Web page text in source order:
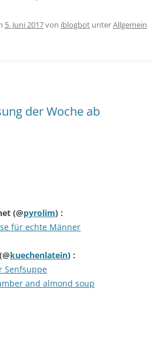
5. Juni 2017von iblogbot unterAllgemein
der Woche ab
(@pyrolim) :
für echte Männer
(@kuechenlatein) :
Senfsuppe
and almond soup